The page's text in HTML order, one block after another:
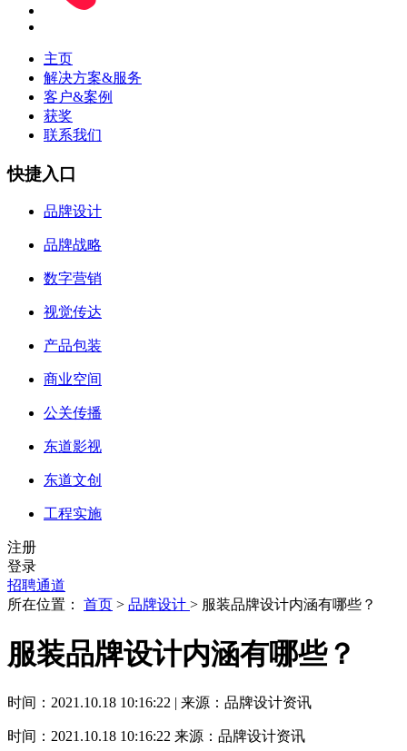
主页
解决方案&服务
客户&案例
获奖
联系我们
快捷入口
品牌设计
品牌战略
数字营销
视觉传达
产品包装
商业空间
公关传播
东道影视
东道文创
工程实施
注册
登录
招聘通道
所在位置： 首页 > 品牌设计 > 服装品牌设计内涵有哪些？
服装品牌设计内涵有哪些？
时间：2021.10.18 10:16:22 | 来源：品牌设计资讯
时间：2021.10.18 10:16:22 来源：品牌设计资讯